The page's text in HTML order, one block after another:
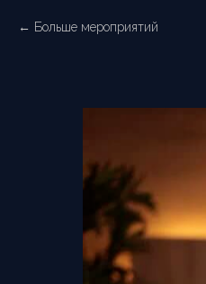
Больше мероприятий